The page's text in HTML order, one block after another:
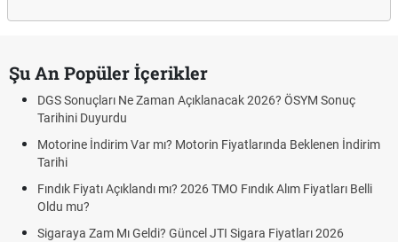
Şu An Popüler İçerikler
DGS Sonuçları Ne Zaman Açıklanacak 2026? ÖSYM Sonuç
Tarihini Duyurdu
Motorine İndirim Var mı? Motorin Fiyatlarında Beklenen İndirim
Tarihi
Fındık Fiyatı Açıklandı mı? 2026 TMO Fındık Alım Fiyatları Belli
Oldu mu?
Sigaraya Zam Mı Geldi? Güncel JTI Sigara Fiyatları 2026